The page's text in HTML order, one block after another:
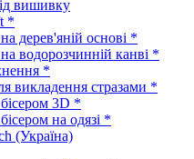
вишивку
*
дерев'яній основі *
водорозчинній канві *
*
викладення стразами *
3D *
на одязі *
(Україна)